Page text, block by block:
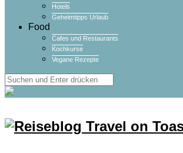
Hotels
Geheimtipps Urlaub
Food
Cafes und Restaurants
Kochkurse
Vegane Rezepte